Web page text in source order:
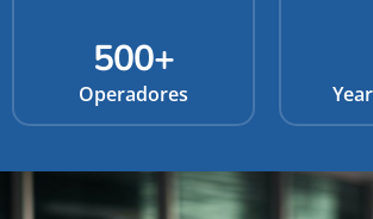
Operadores
500+